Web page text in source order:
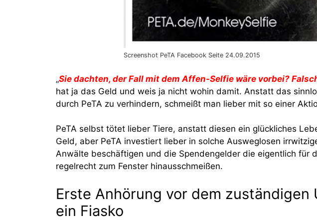
Screenshot PeTA Facebook Seite 24.09.2015
„Sie dachten, der Fall mit dem Affen-Selfie wäre vorbei?
hat ja das Geld und weis ja nicht wohin damit. Anstatt das
durch PeTA zu verhindern, schmeißt man lieber mit so einer
PeTA selbst tötet lieber Tiere, anstatt diesen ein glückliches
Geld, aber PeTA investiert lieber in solche Ausweglosen
Anwälte beschäftigen und die Spendengelder die eigentlich für
regelrecht zum Fenster hinausschmeißen.
Erste Anhörung vor dem zuständigen
ein Fiasko